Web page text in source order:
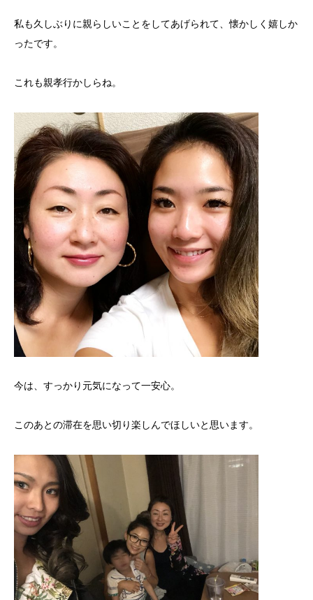
私も久しぶりに親らしいことをしてあげられて、懐かしく嬉しか
ったです。
これも親孝行かしらね。
今は、すっかり元気になって一安心。
このあとの滞在を思い切り楽しんでほしいと思います。